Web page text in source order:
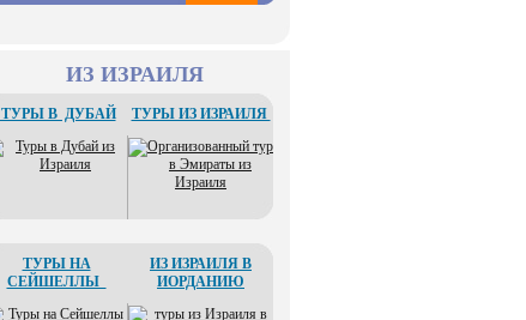
ИЗ ИЗРАИЛЯ
ТУРЫ В ДУБАЙ ТУРЫ ИЗ ИЗРАИЛЯ
ТУРЫ НА
СЕЙШЕЛЛЫ
ИЗ ИЗРАИЛЯ В
ИОРДАНИЮ